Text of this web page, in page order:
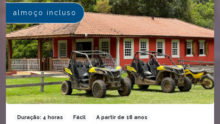
almoço incluso
Duração: 4 horas Fácil A partir de 18 anos